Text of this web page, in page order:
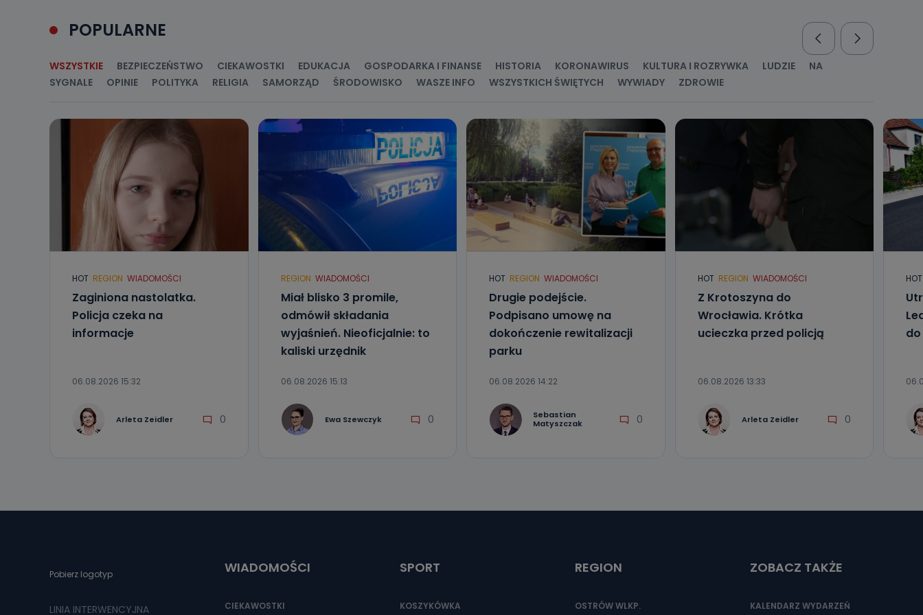
Jak skontaktować się z inspektorem danych osobowych?
POPULARNE
WSZYSTKIE BEZPIECZEŃSTWO CIEKAWOSTKI EDUKACJA GOSPODARKA I FINANSE HISTORIA KORONAWIRUS KULTURA I ROZRYWKA LUDZIE
NA
SYGNALE
OPINIE POLITYKA RELIGIA SAMORZĄD ŚRODOWISKO WASZE INFO WSZYSTKICH ŚWIĘTYCH WYWIADY ZDROWIE
HOT REGION WIADOMOŚCI
Zaginiona nastolatka.
Policja czeka na
informacje
06.08.2026 15:32
Arleta Zeidler 0
REGION WIADOMOŚCI
Miał blisko 3 promile,
odmówił składania
wyjaśnień. Nieoficjalnie: to
kaliski urzędnik
06.08.2026 15:13
Ewa Szewczyk 0
HOT REGION WIADOMOŚCI
Drugie podejście.
Podpisano umowę na
dokończenie rewitalizacji
parku
06.08.2026 14:22
Sebastian
Matyszczak
0
HOT REGION WIADOMOŚCI
Z Krotoszyna do
Wrocławia. Krótka
ucieczka przed policją
06.08.2026 13:33
Arleta Zeidler 0
HOT
Pobierz logotyp
LINIA INTERWENCYJNA
WIADOMOŚCI
CIEKAWOSTKI
SPORT
KOSZYKÓWKA
REGION
OSTRÓW WLKP.
ZOBACZ TAKŻE
KALENDARZ WYDARZEŃ